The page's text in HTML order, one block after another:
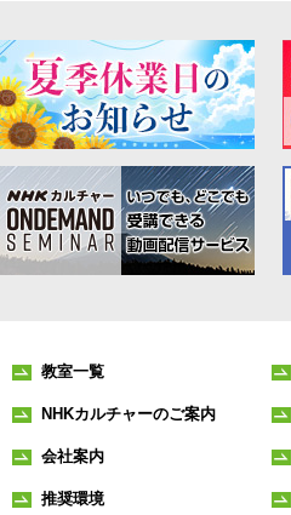
教室一覧
NHKカルチャーのご案内
会社案内
推奨環境